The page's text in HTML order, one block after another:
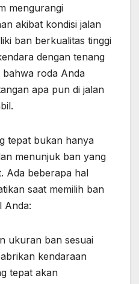
mengurangi
akibat kondisi jalan
ban berkualitas tinggi
dengan tenang
roda Anda
apa pun di jalan
tepat bukan hanya
menunjuk ban yang
Ada beberapa hal
saat memilih ban
Anda:
ukuran ban sesuai
kendaraan
tepat akan